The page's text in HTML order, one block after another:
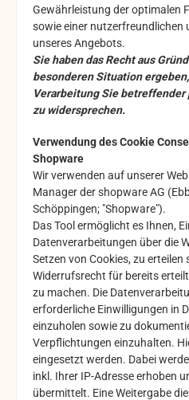
Gewährleistung der optimalen
sowie einer nutzerfreundlichen
unseres Angebots.
Sie haben das Recht aus
besonderen Situation
Verarbeitung Sie betreffender
zu widersprechen.
Verwendung des Cookie
Shopware
Wir verwenden auf unserer
Manager der shopware AG
Schöppingen; "Shopware").
Das Tool ermöglicht es Ihnen,
Datenverarbeitungen über die
Setzen von Cookies, zu erteilen
Widerrufsrecht für bereits
zu machen. Die
erforderliche Einwilligungen in
einzuholen sowie zu
Verpflichtungen einzuhalten.
eingesetzt werden. Dabei
inkl. Ihrer IP-Adresse erhoben
übermittelt. Eine Weitergabe